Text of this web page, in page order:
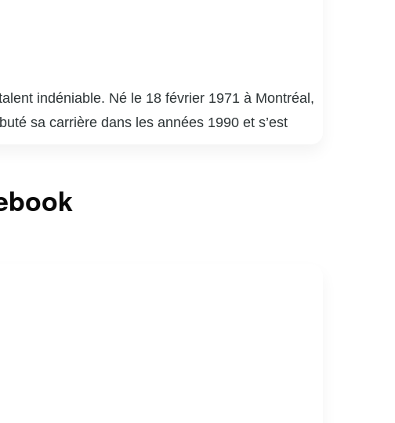
indéniable. Né le 18 février 1971 à Montréal,
sa carrière dans les années 1990 et s’est
et de la critique. En plus de ses performances à